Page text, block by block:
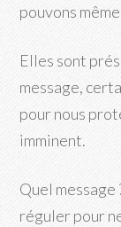
pouvons
Elles sont
message,
pour nous
imminent.
Quel message
réguler pour